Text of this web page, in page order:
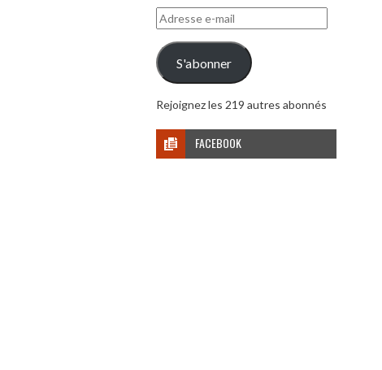
Adresse
e-
mail
S'abonner
Rejoignez les 219 autres abonnés
FACEBOOK